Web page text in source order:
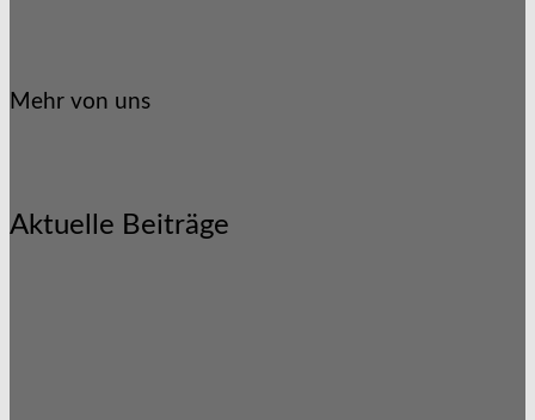
Mehr von uns
Aktuelle Beiträge